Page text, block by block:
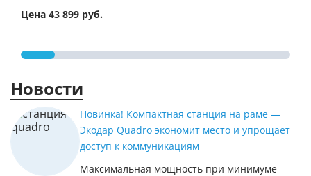
Цена 43 899 руб.
Новости
Новинка! Компактная станция на раме —
Экодар Quadro экономит место и упрощает
доступ к коммуникациям
Максимальная мощность при минимуме